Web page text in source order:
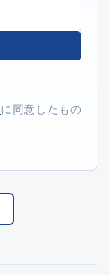
に同意したもの